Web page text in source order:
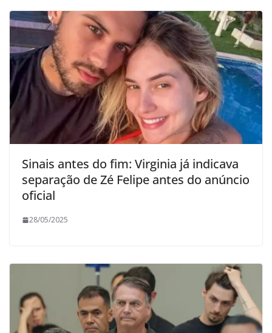
Sinais antes do fim: Virginia já indicava
separação de Zé Felipe antes do anúncio
oficial
28/05/2025